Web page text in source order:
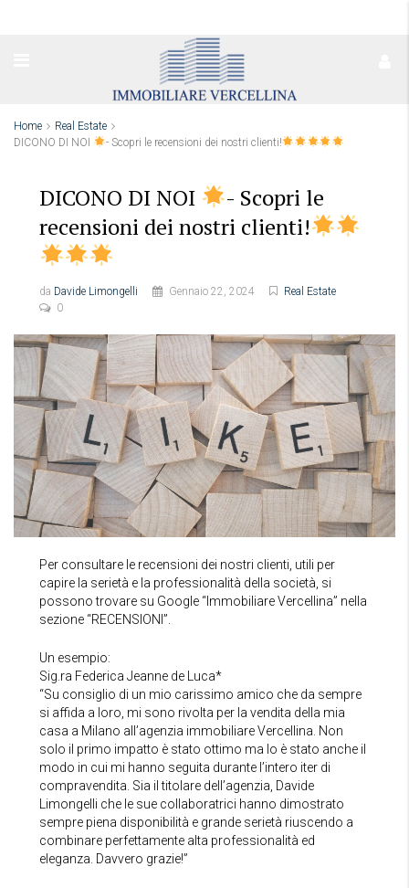
Home
Real Estate
DICONO DI NOI
- Scopri le recensioni dei nostri clienti!
DICONO DI NOI
- Scopri le
recensioni dei nostri clienti!
da Davide Limongelli Gennaio 22, 2024
Real Estate
0
Per consultare le recensioni dei nostri clienti, utili per
capire la serietà e la professionalità della società, si
possono trovare su Google “Immobiliare Vercellina” nella
sezione “RECENSIONI”.
Un esempio:
Sig.ra Federica Jeanne de Luca*
“Su consiglio di un mio carissimo amico che da sempre
si affida a loro, mi sono rivolta per la vendita della mia
casa a Milano all’agenzia immobiliare Vercellina. Non
solo il primo impatto è stato ottimo ma lo è stato anche il
modo in cui mi hanno seguita durante l’intero iter di
compravendita. Sia il titolare dell’agenzia, Davide
Limongelli che le sue collaboratrici hanno dimostrato
sempre piena disponibilità e grande serietà riuscendo a
combinare perfettamente alta professionalità ed
eleganza. Davvero grazie!”